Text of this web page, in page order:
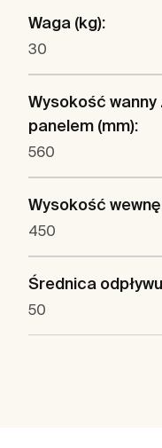
Waga (kg):
30
Wysokość
panelem (mm):
560
Wysokość
450
Średnica
50